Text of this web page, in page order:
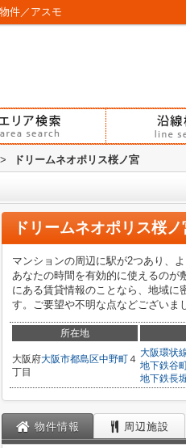
件／アスモ
> ドリームネオポリス桜ノ宮
ドリームネオポリス桜ノ
マンションの周辺に駅が2つあり、
あなたの時間を有効的に使えるのが
にある賃貸情報のことなら、地域に
す。ご要望や不明な点などございま
所在地
大阪府大阪市都島区中野町４
丁目
大阪環状
地下鉄谷
地下鉄長
物件情報 周辺施設